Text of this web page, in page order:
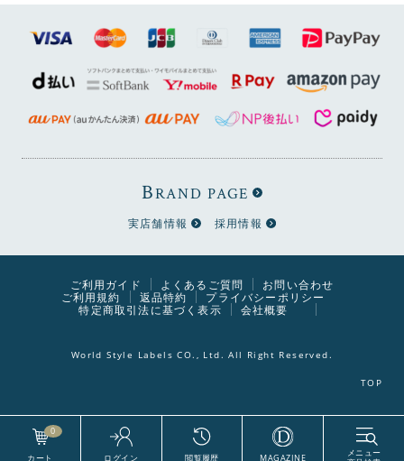
木の質感を生かしたオイル塗装仕上げ
木の質感を楽しめるよう、木表面は塗膜を作らないオイル
塗装で仕上げています。経年変化が出やすく、使い込む程
に味わい深さが増していく仕上げです。 ご自身で簡単にメ
ンテナンスができるので、愛着をもって長くご使用いただ
BRAND PAGE
実店舗情報 採用情報
0
ご利用ガイド よくあるご質問
お問い合わせ
ご利用規約
返品特約
プライバシーポリシー
特定商取引法に基づく表示
会社概要
World Style Labels CO., Ltd. All Right Reserved.